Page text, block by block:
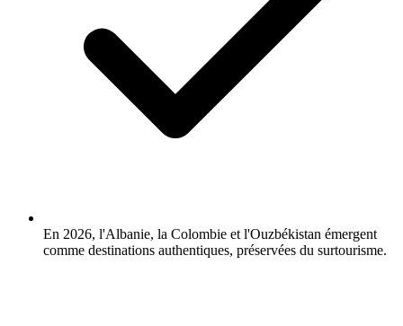
En 2026, l'Albanie, la Colombie et l'Ouzbékistan émergent
comme destinations authentiques, préservées du surtourisme.